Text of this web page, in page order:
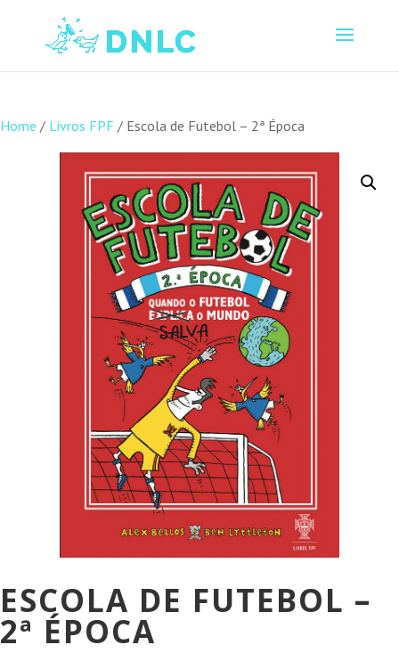
Home / Livros FPF / Escola de Futebol – 2ª Época
ESCOLA DE FUTEBOL –
2ª ÉPOCA